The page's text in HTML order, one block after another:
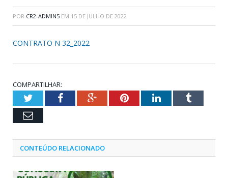
POR CR2-ADMIN5 EM 15 DE JULHO DE 2022
CONTRATO N 32_2022
COMPARTILHAR:
TwitterFacebookGoogle+PinterestLinkedInTumblr
Email
CONTEÚDO RELACIONADO